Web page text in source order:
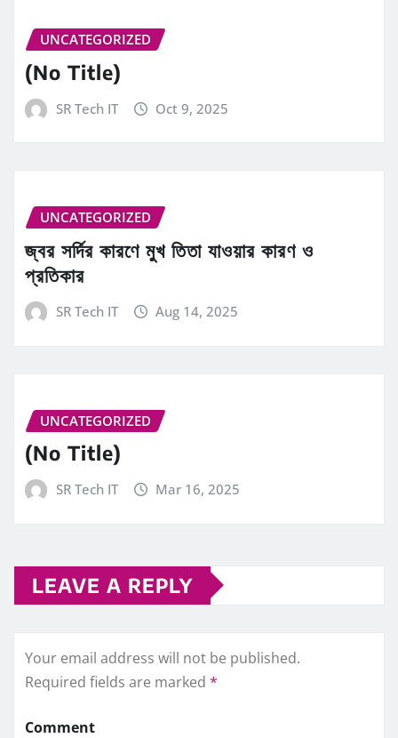
UNCATEGORIZED
(No Title)
SR Tech IT Oct 9, 2025
UNCATEGORIZED
জ্বর সর্দির কারণে মুখ তিতা যাওয়ার কারণ ও
প্রতিকার
SR Tech IT Aug 14, 2025
UNCATEGORIZED
(No Title)
SR Tech IT Mar 16, 2025
LEAVE A REPLY
Your email address will not be published.
Required fields are marked *
Comment